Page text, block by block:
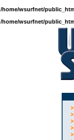
/home/wsurfnet/
/home/wsurfnet/